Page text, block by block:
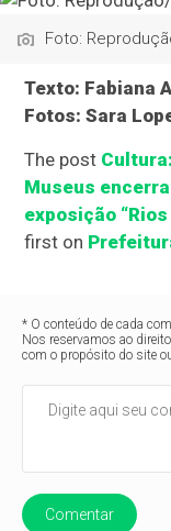
Foto:
Texto: Fabiana
Fotos: Sara
The post
Museus
exposição
first on
* O conteúdo de cada
Nos reservamos ao
com o propósito do site
Comentar